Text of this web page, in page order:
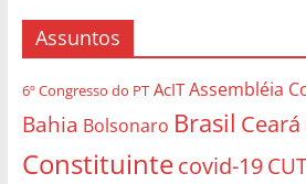
Assuntos
6º Congresso do PT AcIT Assembléia
Bahia Bolsonaro Brasil Ceará
Constituintecovid-19CUT